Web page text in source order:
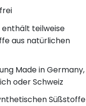
enthält teilweise
aus natürlichen
Made in Germany,
oder Schweiz
Süßstoffe